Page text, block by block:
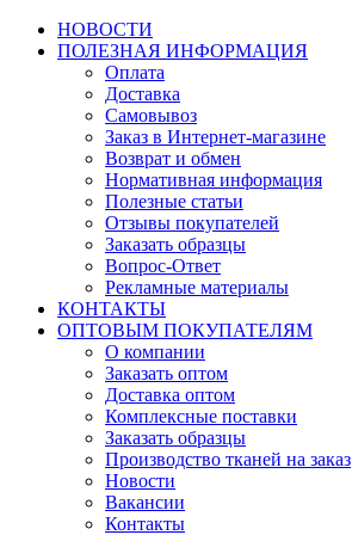
НОВОСТИ
ПОЛЕЗНАЯ ИНФОРМАЦИЯ
Оплата
Доставка
Самовывоз
Заказ в Интернет-магазине
Возврат и обмен
Нормативная информация
Полезные статьи
Отзывы покупателей
Заказать образцы
Вопрос-Ответ
Рекламные материалы
КОНТАКТЫ
ОПТОВЫМ ПОКУПАТЕЛЯМ
О компании
Заказать оптом
Доставка оптом
Комплексные поставки
Заказать образцы
Производство тканей на заказ
Новости
Вакансии
Контакты